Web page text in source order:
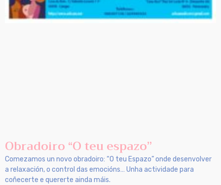
Obradoiro “O teu espazo”
Comezamos un novo obradoiro: “O teu Espazo” onde desenvolver
a relaxación, o control das emocións… Unha actividade para
coñecerte e quererte ainda máis.